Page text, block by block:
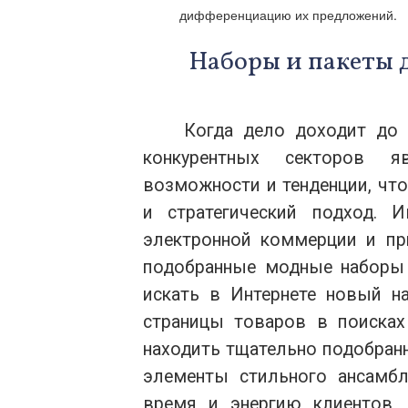
дифференциацию их предложений.
Наборы и пакеты
Когда дело доходит до
конкурентных секторов
возможности и тенденции,
и стратегический
электронной коммерции и
подобранные модные
искать в Интернете новый
страницы товаров в
находить тщательно
элементы стильного